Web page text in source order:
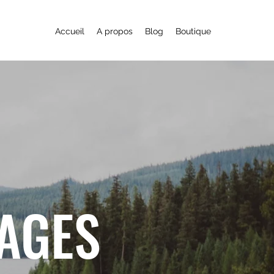
Accueil A propos Blog Boutique